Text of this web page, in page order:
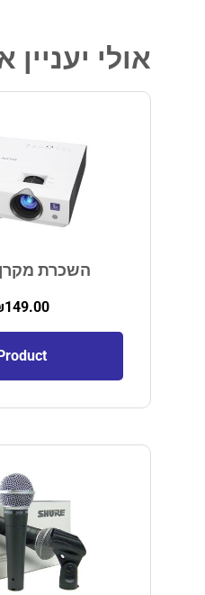
אולי
השכרת מקרן
149.00